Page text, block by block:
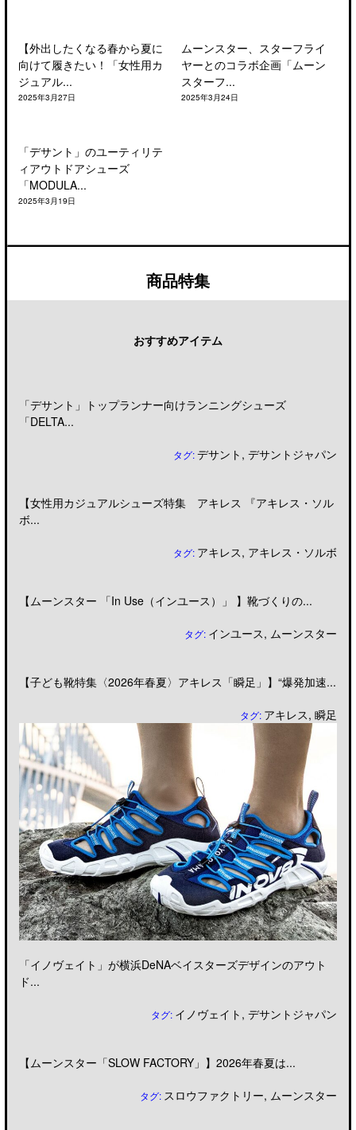
【外出したくなる春から夏に
向けて履きたい！「女性用カ
ジュアル...
2025年3月27日
ムーンスター、スターフライ
ヤーとのコラボ企画「ムーン
スターフ...
2025年3月24日
「デサント」のユーティリテ
ィアウトドアシューズ
「MODULA...
2025年3月19日
商品特集
おすすめアイテム
「デサント」トップランナー向けランニングシューズ
「DELTA...
タグ:デサント ,デサントジャパン
【女性用カジュアルシューズ特集 アキレス 『アキレス・ソル
ボ...
タグ: アキレス, アキレス・ソルボ
【ムーンスター 「In Use（インユース）」 】靴づくりの...
タグ: インユース, ムーンスター
【子ども靴特集〈2026年春夏〉アキレス「瞬足」】“爆発加速...
タグ: アキレス,瞬足
「イノヴェイト」が横浜DeNAベイスターズデザインのアウト
ド...
タグ: イノヴェイト ,デサントジャパン
【ムーンスター「SLOW FACTORY」】2026年春夏は...
タグ: スロウファクトリー, ムーンスター